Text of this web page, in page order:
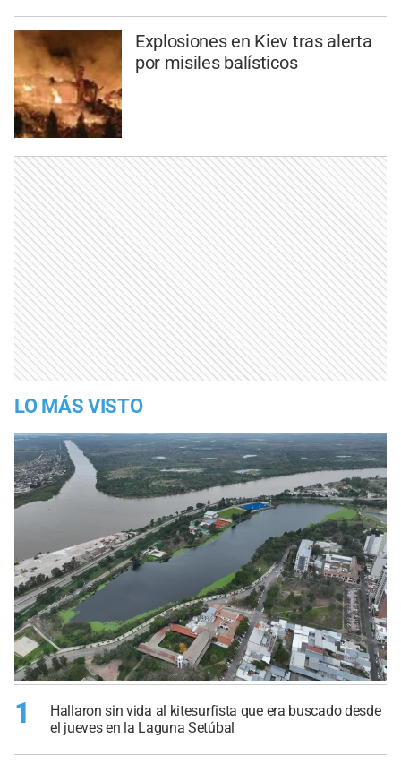
Explosiones en Kiev tras alerta
por misiles balísticos
LO MÁS VISTO
1
Hallaron sin vida al kitesurfista que era buscado desde
el jueves en la Laguna Setúbal